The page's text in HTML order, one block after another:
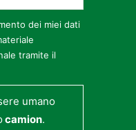
dei miei dati
tramite il
umano
camion.